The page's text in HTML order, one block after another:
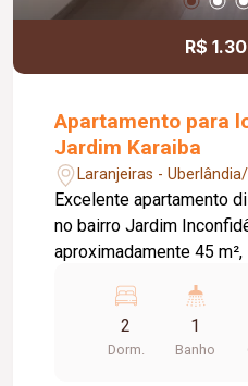
R$
Apartamento para
Jardim Karaiba
Laranjeiras -
Excelente apartamento
no bairro Jardim
aproximadamente 45
infraestrutura de lazer e
composto por sala com
quartos, banheiro social
2
Dorm.
1
Banho